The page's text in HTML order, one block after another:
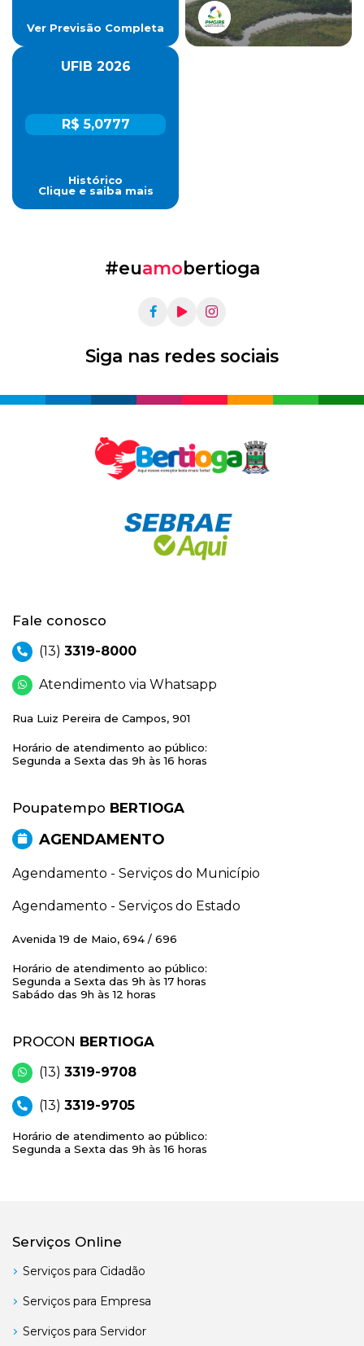
Ver Previsão Completa
UFIB 2026
R$ 5,0777
Histórico
Clique e saiba mais
#euamobertioga
Siga nas redes sociais
Fale conosco
(13) 3319-8000
Atendimento via Whatsapp
Rua Luiz Pereira de Campos, 901
Horário de atendimento ao público:
Segunda a Sexta das 9h às 16 horas
Poupatempo BERTIOGA
AGENDAMENTO
Agendamento - Serviços do Município
Agendamento - Serviços do Estado
Avenida 19 de Maio, 694 / 696
Horário de atendimento ao público:
Segunda a Sexta das 9h às 17 horas
Sabádo das 9h às 12 horas
PROCON BERTIOGA
(13) 3319-9708
(13) 3319-9705
Horário de atendimento ao público:
Segunda a Sexta das 9h às 16 horas
Serviços Online
Serviços para Cidadão
Serviços para Empresa
Serviços para Servidor